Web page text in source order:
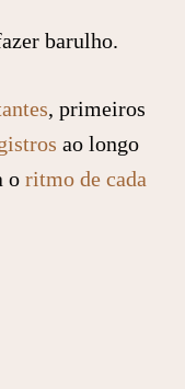
barulho.
, primeiros
ao longo
o ritmo de cada